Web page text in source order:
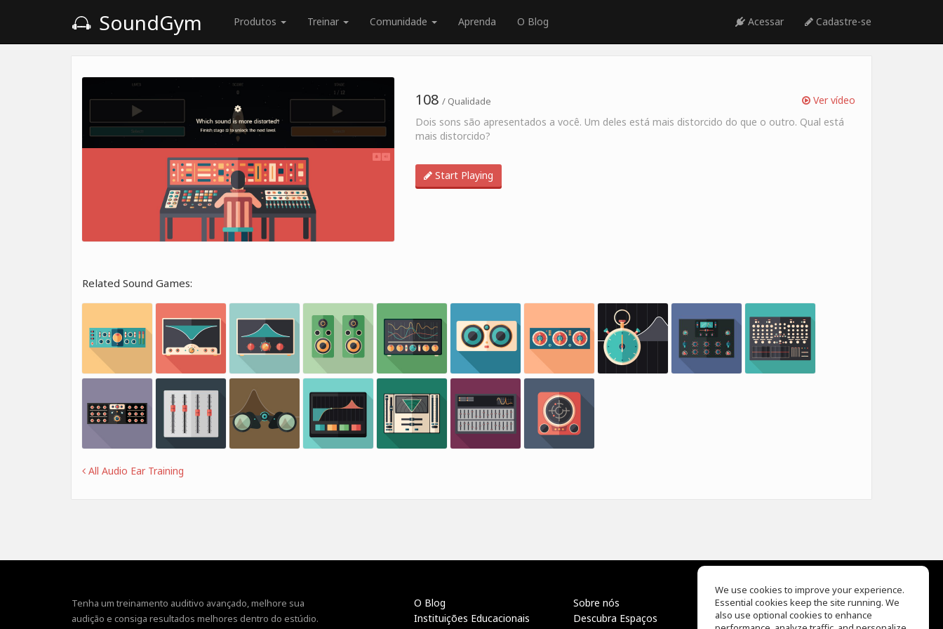
SoundGym Produtos Treinar Comunidade Aprenda O Blog Acessar Cadastre-se
Ver vídeo
108 / Qualidade
Dois sons são apresentados a você. Um deles está mais distorcido do que o outro. Qual está
mais distorcido?
Start Playing
Related Sound Games:
All Audio Ear Training
Tenha um treinamento auditivo avançado, melhore sua
audição e consiga resultados melhores dentro do estúdio.
O Blog
Instituições Educacionais
Sobre nós
Descubra Espaços
EQ Ear Training
Drum Machine
We use cookies to improve your experience.
Essential cookies keep the site running. We
also use optional cookies to enhance